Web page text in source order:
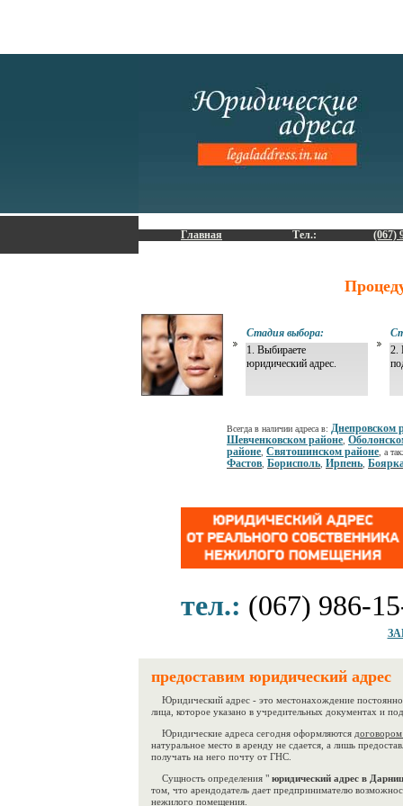
Главная Тел.: (067)
Стадия выбора:
1. Выбираете
юридический адрес.
2.
Всегда в наличии адреса в: Днепровском
Шевченковском районе
районе Святошинском районе , а
Фастов Борисполь Ирпень
тел.: (067) 986-
предоставим юридический адрес
Юридический адрес - это местонахождение постоянно
лица, которое указано в учредительных документах и
Юридические адреса сегодня оформляются
натуральное место в аренду не сдается, а лишь
получать на него почту от ГНС.
Сущность определения " юридический адрес в
том, что арендодатель дает предпринимателю
нежилого помещения.